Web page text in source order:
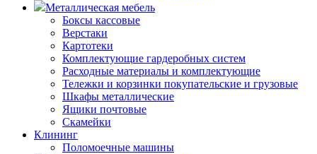
Металлическая мебель
Боксы кассовые
Верстаки
Картотеки
Комплектующие гардеробных систем
Расходные материалы и комплектующие
Тележки и корзинки покупательские и грузовые
Шкафы металлические
Ящики почтовые
Скамейки
Клининг
Поломоечные машины